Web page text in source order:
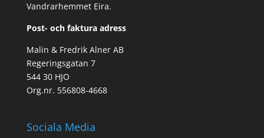
Vandrarhemmet Eira.
Post- och faktura adress
Malin & Fredrik Alner AB
Regeringsgatan 7
544 30 HJO
Org.nr. 556808-4668
Sociala Media